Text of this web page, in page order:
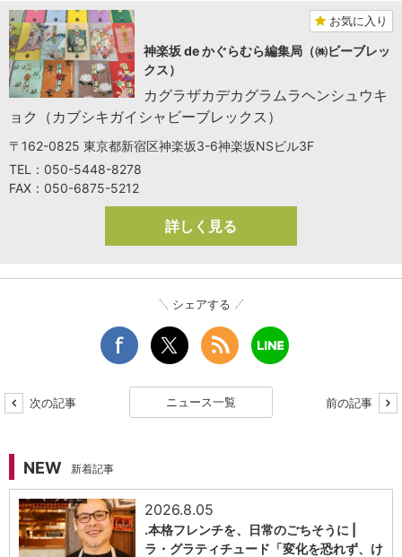
お気に入り
神楽坂 de かぐらむら編集局（㈱ビーブレッ
クス）
カグラザカデカグラムラヘンシュウキ
ョク（カブシキガイシャビーブレックス）
〒162-0825 東京都新宿区神楽坂3-6神楽坂NSビル3F
TEL：050-5448-8278
FAX：050-6875-5212
詳しく見る
シェアする
次の記事 ニュース一覧 前の記事
NEW 新着記事
2026.8.05
.本格フレンチを、日常のごちそうに |
ラ・グラティチュード「変化を恐れず、け